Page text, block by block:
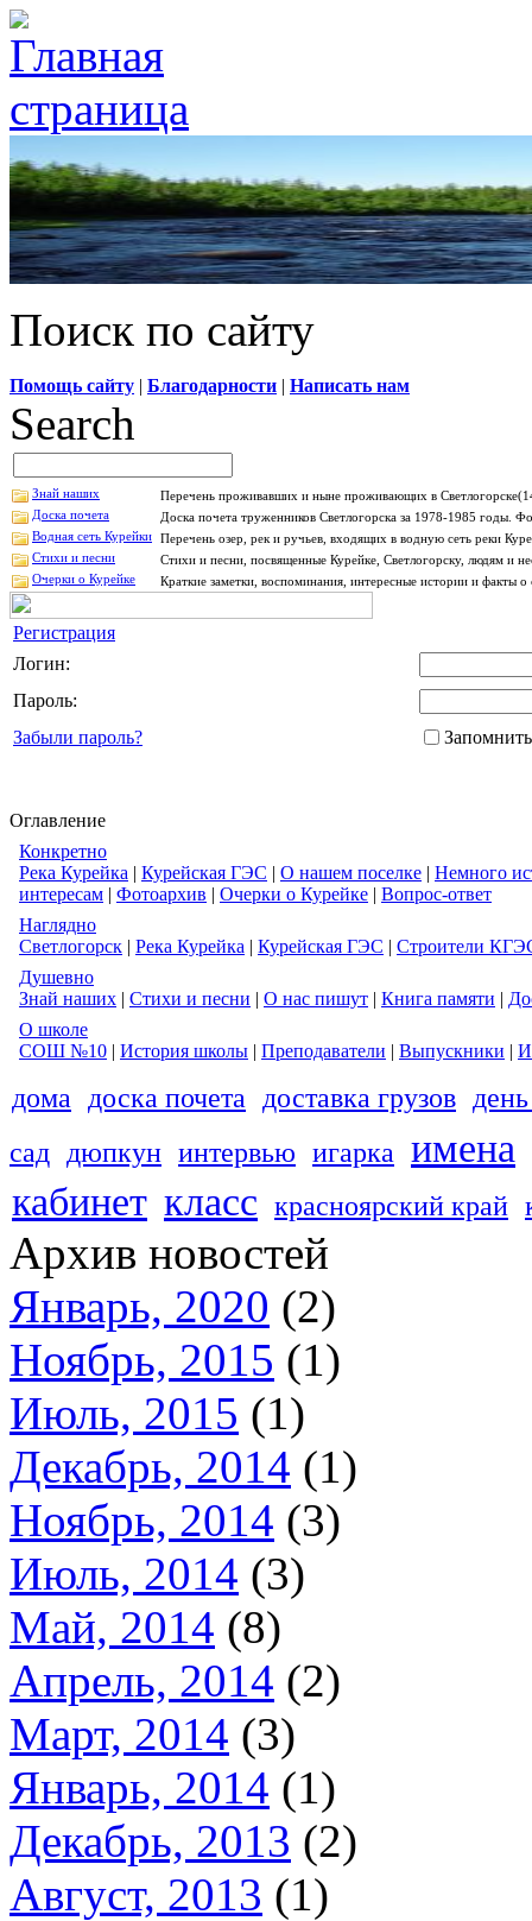
Поиск по сайту
Помощь сайту | Благодарности | Написать нам
Search
Знай наших
Перечень проживавших и ныне проживающих в
Доска почета
Доска почета труженников Светлогорска за 1978-1985 годы.
Водная сеть Курейки Перечень озер, рек и ручьев, входящих в водную сеть реки
Стихи и песни
Стихи и песни, посвященные Курейке, Светлогорску, людям и
Очерки о Курейке
Краткие заметки, воспоминания, интересные истории и факты
Регистрация
Логин:
Пароль:
Забыли пароль?
Оглавление
Конкретно
Река Курейка | Курейская ГЭС | О нашем поселке | Немного
интересам | Фотоархив | Очерки о Курейке | Вопрос-ответ
Наглядно
Светлогорск | Река Курейка | Курейская ГЭС | Строители
Душевно
Знай наших | Стихи и песни | О нас пишут | Книга памяти |
О школе
СОШ №10 | История школы | Преподаватели | Выпускники |
дома доска почета доставка грузов
сад дюпкун интервью игарка имена
кабинет класс красноярский край
Архив новостей
Январь, 2020 (2)
Ноябрь, 2015 (1)
Июль, 2015 (1)
Декабрь, 2014 (1)
Ноябрь, 2014 (3)
Июль, 2014 (3)
Май, 2014 (8)
Апрель, 2014 (2)
Март, 2014 (3)
Январь, 2014 (1)
Декабрь, 2013 (2)
Август, 2013 (1)